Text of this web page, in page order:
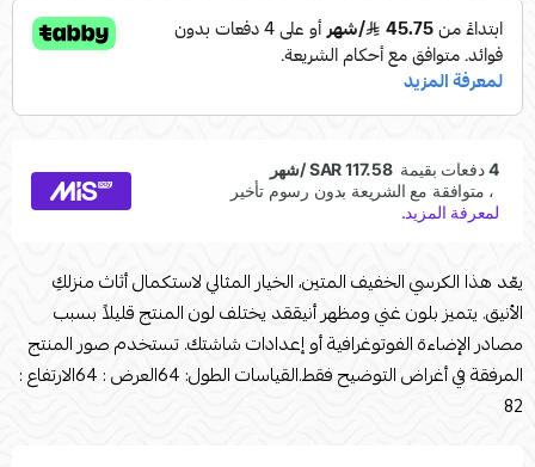
يعّد هذا الكرسي الخفيف المتين، الخيار المثالي لاستكمال أثاث منزلكِ
الأنيق. يتميز بلون غني ومظهر أنيققد يختلف لون المنتج قليلاً بسبب
مصادر الإضاءة الفوتوغرافية أو إعدادات شاشتك. تستخدم صور المنتج
المرفقة في أغراض التوضيح فقط.القياسات الطول: 64العرض : 64الارتفاع :
82